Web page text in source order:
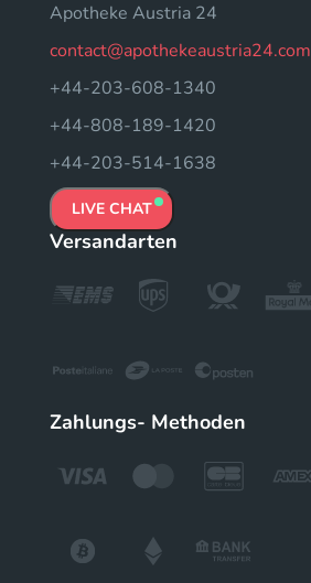
Apotheke Austria 24
contact@apothekeaustria24.com
+44-203-608-1340
+44-808-189-1420
+44-203-514-1638
LIVE CHAT
Versandarten
Zahlungs- Methoden